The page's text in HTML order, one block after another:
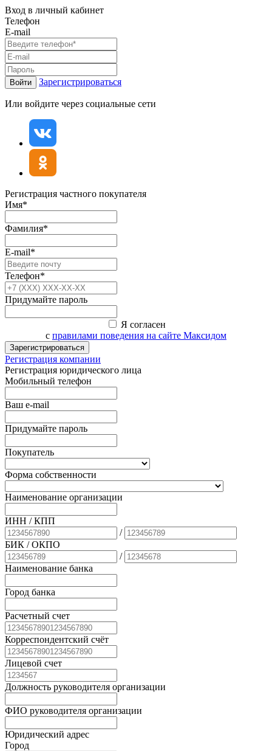
Вход в личный кабинет
Телефон
E-mail
Войти Зарегистрироваться
Или войдите через социальные сети
Регистрация частного покупателя
Имя*
Фамилия*
E-mail*
Телефон*
Придумайте пароль
Я согласен
с правилами поведения на сайте Максидом
Зарегистрироваться
Регистрация компании
Регистрация юридического лица
Мобильный телефон
Ваш e-mail
Придумайте пароль
Покупатель
Форма собственности
Наименование организации
ИНН / КПП
/
БИК / ОКПО
/
Наименование банка
Город банка
Расчетный счет
Корреспондентский счёт
Лицевой счет
Должность руководителя организации
ФИО руководителя организации
Юридический адрес
Город